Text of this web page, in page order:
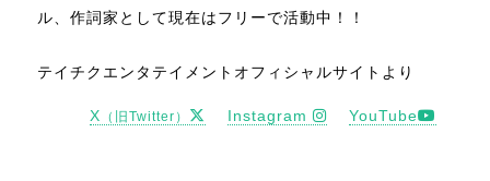
ル、作詞家として現在はフリーで活動中！！
テイチクエンタテイメントオフィシャルサイトより
X （旧Twitter） Instagram YouTube